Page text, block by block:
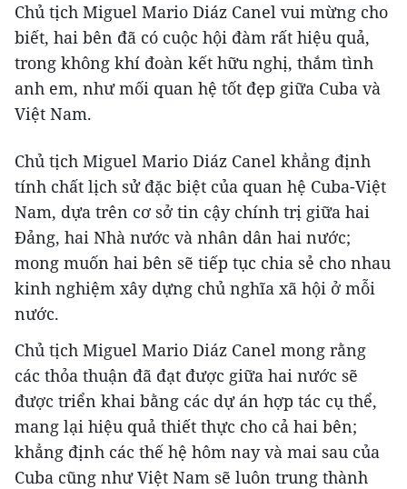
Chủ tịch Miguel Mario Diáz Canel vui mừng cho
biết, hai bên đã có cuộc hội đàm rất hiệu quả,
trong không khí đoàn kết hữu nghị, thắm tình
anh em, như mối quan hệ tốt đẹp giữa Cuba và
Việt Nam.
Chủ tịch Miguel Mario Diáz Canel khẳng định
tính chất lịch sử đặc biệt của quan hệ Cuba-Việt
Nam, dựa trên cơ sở tin cậy chính trị giữa hai
Đảng, hai Nhà nước và nhân dân hai nước;
mong muốn hai bên sẽ tiếp tục chia sẻ cho nhau
kinh nghiệm xây dựng chủ nghĩa xã hội ở mỗi
nước.
Chủ tịch Miguel Mario Diáz Canel mong rằng
các thỏa thuận đã đạt được giữa hai nước sẽ
được triển khai bằng các dự án hợp tác cụ thể,
mang lại hiệu quả thiết thực cho cả hai bên;
khẳng định các thế hệ hôm nay và mai sau của
Cuba cũng như Việt Nam sẽ luôn trung thành